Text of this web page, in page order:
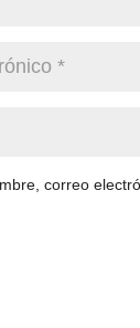
correo